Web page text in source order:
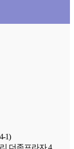
1)
더존프라자 4